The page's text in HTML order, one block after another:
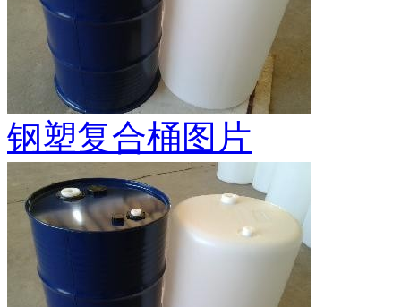
钢塑复合桶图片